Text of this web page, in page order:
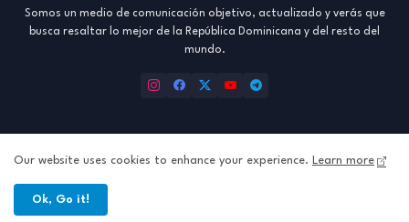
Somos un medio de comunicación objetivo, actualizado y verás que
busca resaltar lo mejor de la República Dominicana y del resto del
mundo.
Inicio About Contact us Política de Privacidad
Our website uses cookies to enhance your experience. Learn more
Ok, Go it!